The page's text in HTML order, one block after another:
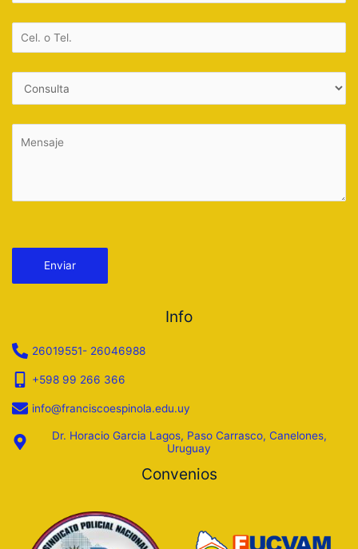
Info
26019551- 26046988
+598 99 266 366
info@franciscoespinola.edu.uy
Dr. Horacio Garcia Lagos, Paso Carrasco, Canelones,
Uruguay
Convenios